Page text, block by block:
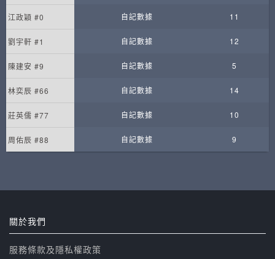
江政穎 #0 自記數據 11
劉宇軒 #1 自記數據 12
陳建安 #9 自記數據 5
林奕辰 #66 自記數據 14
莊英儒 #77 自記數據 10
周佑辰 #88 自記數據 9
關於我們
服務條款及隱私權政策